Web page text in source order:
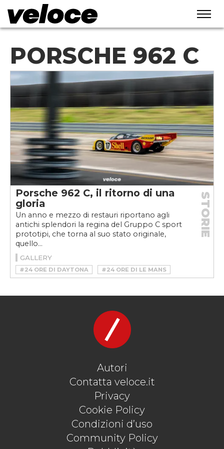
PORSCHE 962 C
Porsche 962 C, il ritorno di una
gloria
Un anno e mezzo di restauri riportano agli
antichi splendori la regina del Gruppo C sport
prototipi, che torna al suo stato originale,
quello...
STORIE
GALLERY
#24 ORE DI DAYTONA
#24 ORE DI LE MANS
#ENDURANCE
#EVEX PORSCHE 910E
Autori
Contatta veloce.it
Privacy
Cookie Policy
Condizioni d’uso
Community Policy